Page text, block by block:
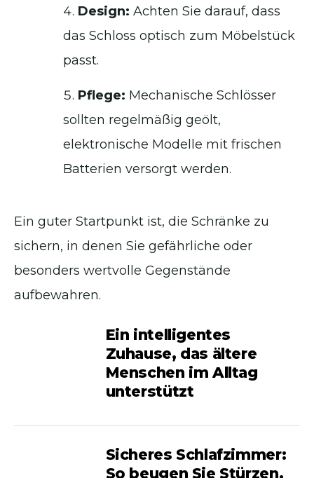
Design: Achten Sie darauf, dass
das Schloss optisch zum Möbelstück
passt.
Pflege: Mechanische Schlösser
sollten regelmäßig geölt,
elektronische Modelle mit frischen
Batterien versorgt werden.
Ein guter Startpunkt ist, die Schränke zu
sichern, in denen Sie gefährliche oder
besonders wertvolle Gegenstände
aufbewahren.
Ein intelligentes
Zuhause, das ältere
Menschen im Alltag
unterstützt
Sicheres Schlafzimmer:
So beugen Sie Stürzen,